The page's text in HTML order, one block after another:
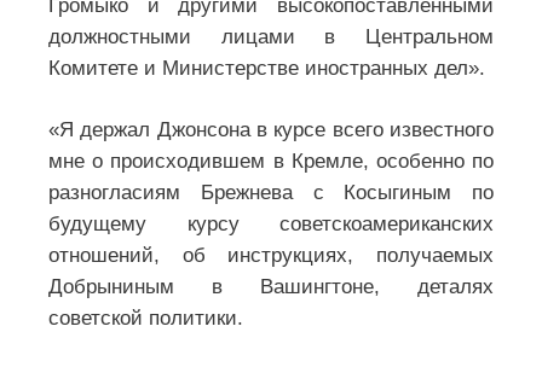
Громыко и другими высокопоставленными
должностными лицами в Центральном
Комитете и Министерстве иностранных дел».
«Я держал Джонсона в курсе всего известного
мне о происходившем в Кремле, особенно по
разногласиям Брежнева с Косыгиным по
будущему курсу советскоамериканских
отношений, об инструкциях, получаемых
Добрыниным в Вашингтоне, деталях
советской политики.